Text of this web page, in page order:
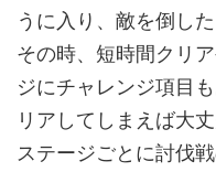
うに入り、敵を倒した
その時、短時間クリ
ジにチャレンジ項目
リアしてしまえば大丈
ステージごとに討伐